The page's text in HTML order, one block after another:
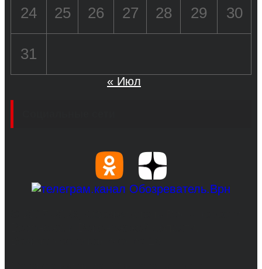
24 25 26 27 28 29 30
31
« Июл